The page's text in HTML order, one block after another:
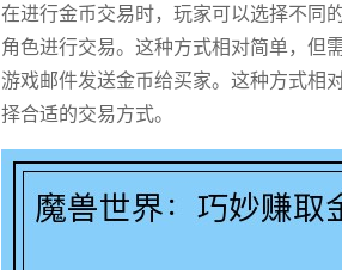
在进行金币交易时，玩家可以选择不同
角色进行交易。这种方式相对简单，但
游戏邮件发送金币给买家。这种方式相
择合适的交易方式。